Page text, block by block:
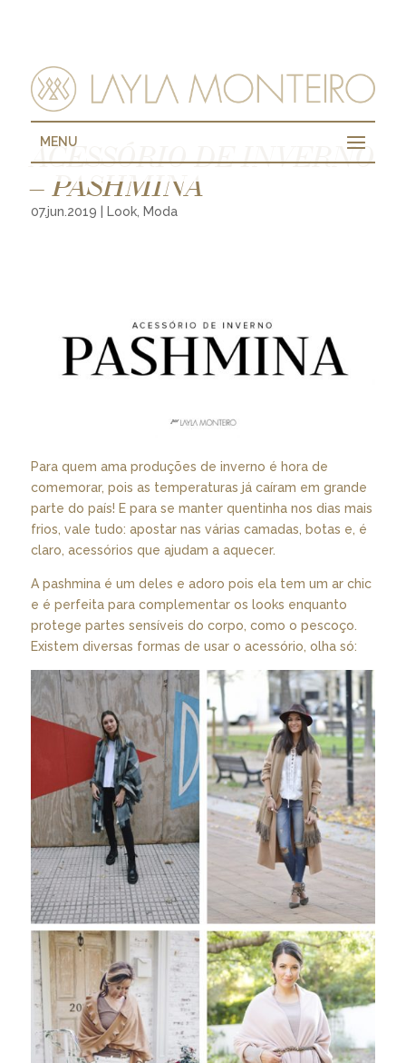
MENU
ACESSÓRIO DE INVERNO
– PASHMINA
07.jun.2019 Look, Moda
Para quem ama produções de inverno é hora de
comemorar, pois as temperaturas já caíram em grande
parte do país! E para se manter quentinha nos dias mais
frios, vale tudo: apostar nas várias camadas, botas e, é
claro, acessórios que ajudam a aquecer.
A pashmina é um deles e adoro pois ela tem um ar chic
e é perfeita para complementar os looks enquanto
protege partes sensíveis do corpo, como o pescoço.
Existem diversas formas de usar o acessório, olha só: